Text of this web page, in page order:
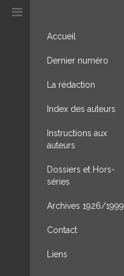
Accueil
Dernier numéro
La rédaction
Index des auteurs
Instructions aux
auteurs
Dossiers et Hors-
séries
Archives 1926/1999
Contact
Liens